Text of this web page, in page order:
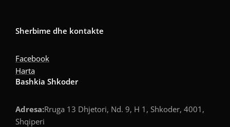
Sherbime dhe kontakte
Facebook
Harta
Bashkia Shkoder
Adresa:Rruga 13 Dhjetori, Nd. 9, H 1, Shkoder, 4001,
Shqiperi